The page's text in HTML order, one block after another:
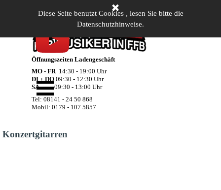
Diese Seite benutzt Cookies , lesen Sie bitte die
Datenschutzhinweise.
Öffnungszeiten Ladengeschäft
MO - FR14:30 - 19:00 Uhr
DI + DO 09:30 - 12:30 Uhr
SA09:30 - 13:00 Uhr
Tel: 08141 - 24 50 868
Mobil: 0179 - 107 5857
Menü überspringen
Konzertgitarren